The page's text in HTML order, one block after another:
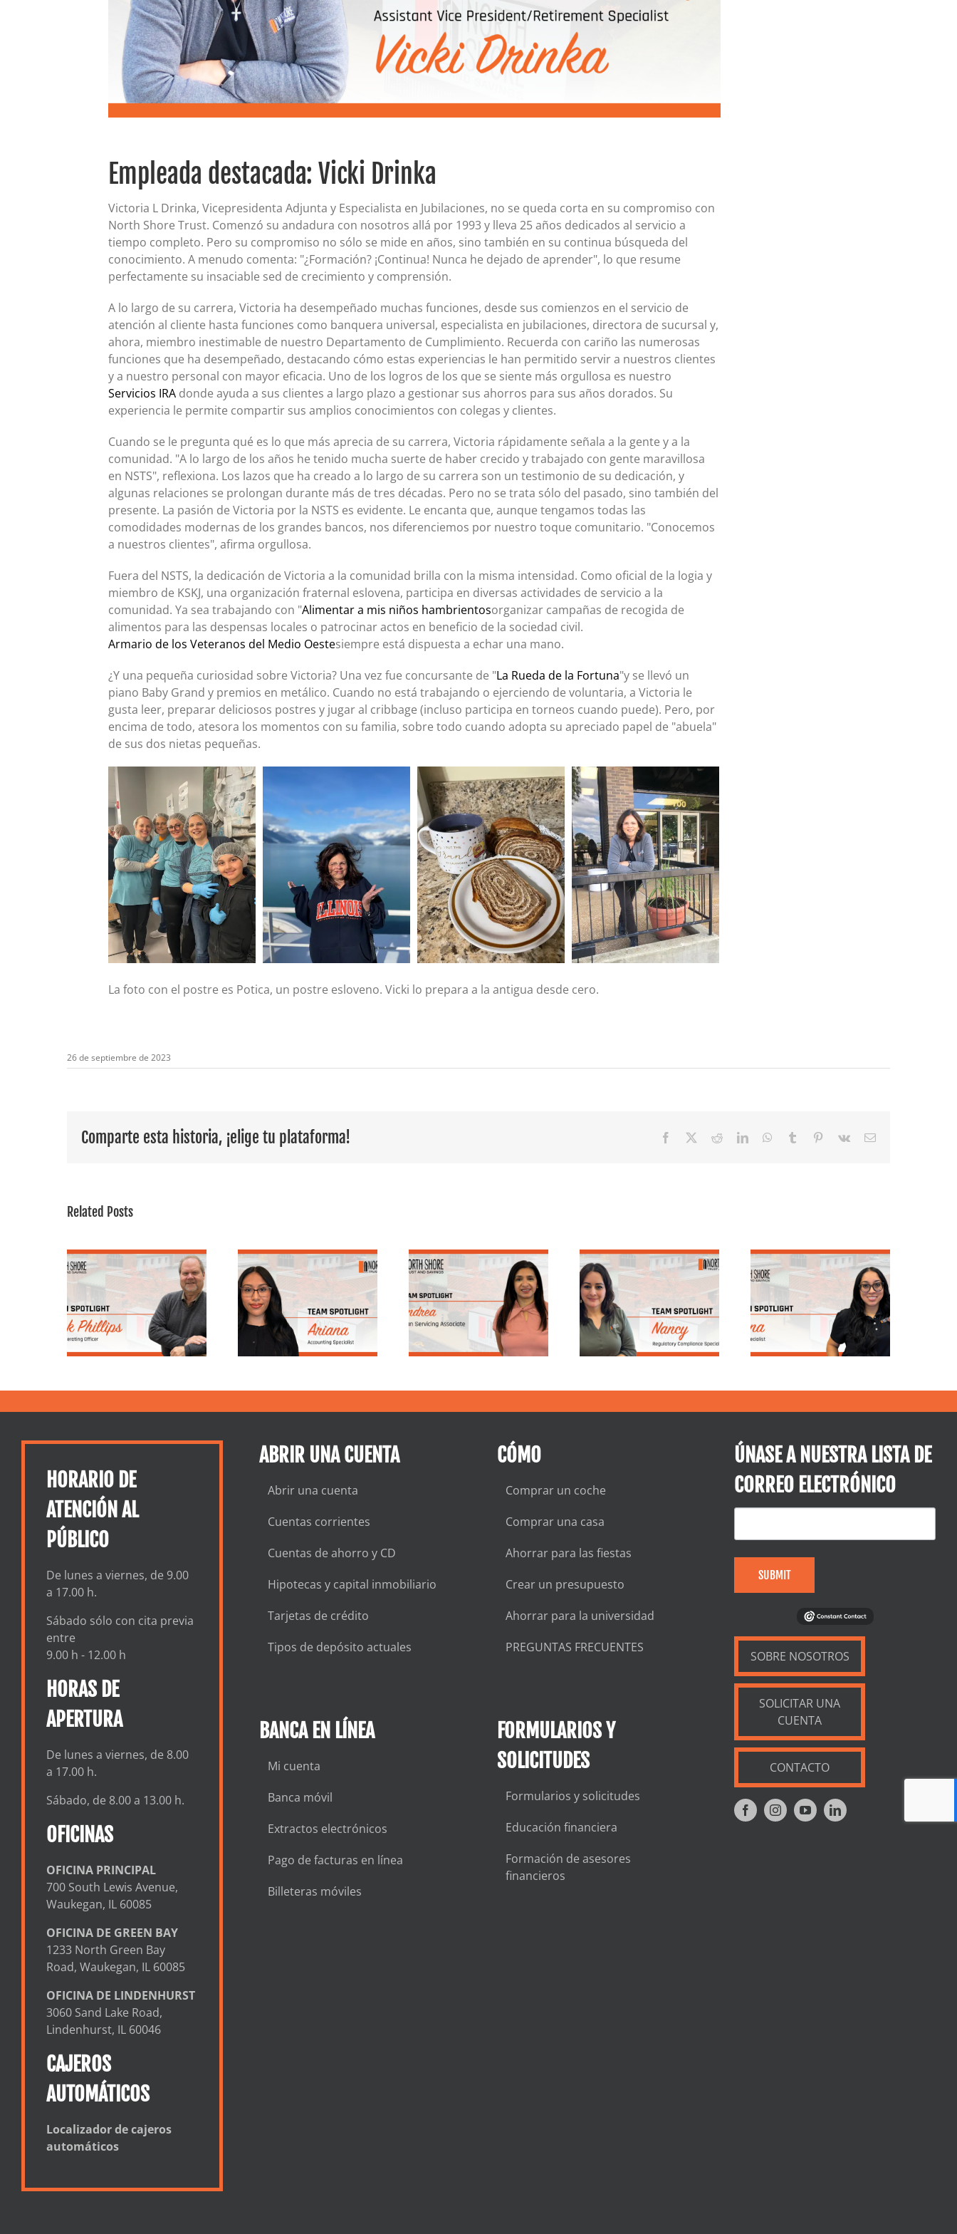
Certificados de depósito (CD)
Cuentas individuales de jubilación (IRA)
Tipos actuales de cuentas IRA y CD
Tarjeta MasterCard y Visa Preferred Points
(Empresas)
Empleada destacada: Vicki Drinka
Victoria L Drinka, Vicepresidenta Adjunta y Especialista en Jubilaciones, no se queda corta en su compromiso con
North Shore Trust. Comenzó su andadura con nosotros allá por 1993 y lleva 25 años dedicados al servicio a
tiempo completo. Pero su compromiso no sólo se mide en años, sino también en su continua búsqueda del
conocimiento. A menudo comenta: "¿Formación? ¡Continua! Nunca he dejado de aprender", lo que resume
perfectamente su insaciable sed de crecimiento y comprensión.
A lo largo de su carrera, Victoria ha desempeñado muchas funciones, desde sus comienzos en el servicio de
atención al cliente hasta funciones como banquera universal, especialista en jubilaciones, directora de sucursal y,
ahora, miembro inestimable de nuestro Departamento de Cumplimiento. Recuerda con cariño las numerosas
funciones que ha desempeñado, destacando cómo estas experiencias le han permitido servir a nuestros clientes
y a nuestro personal con mayor eficacia. Uno de los logros de los que se siente más orgullosa es nuestro
Servicios IRAdonde ayuda a sus clientes a largo plazo a gestionar sus ahorros para sus años dorados. Su
experiencia le permite compartir sus amplios conocimientos con colegas y clientes.
Cuando se le pregunta qué es lo que más aprecia de su carrera, Victoria rápidamente señala a la gente y a la
comunidad. "A lo largo de los años he tenido mucha suerte de haber crecido y trabajado con gente maravillosa
en NSTS", reflexiona. Los lazos que ha creado a lo largo de su carrera son un testimonio de su dedicación, y
algunas relaciones se prolongan durante más de tres décadas. Pero no se trata sólo del pasado, sino también del
presente. La pasión de Victoria por la NSTS es evidente. Le encanta que, aunque tengamos todas las
comodidades modernas de los grandes bancos, nos diferenciemos por nuestro toque comunitario. "Conocemos
a nuestros clientes", afirma orgullosa.
Fuera del NSTS, la dedicación de Victoria a la comunidad brilla con la misma intensidad. Como oficial de la logia y
miembro de KSKJ, una organización fraternal eslovena, participa en diversas actividades de servicio a la
comunidad. Ya sea trabajando con "Alimentar a mis niños hambrientosorganizar campañas de recogida de
alimentos para las despensas locales o patrocinar actos en beneficio de la sociedad civil.
Armario de los Veteranos del Medio Oestesiempre está dispuesta a echar una mano.
¿Y una pequeña curiosidad sobre Victoria? Una vez fue concursante de "La Rueda de la Fortuna"y se llevó un
piano Baby Grand y premios en metálico. Cuando no está trabajando o ejerciendo de voluntaria, a Victoria le
gusta leer, preparar deliciosos postres y jugar al cribbage (incluso participa en torneos cuando puede). Pero, por
encima de todo, atesora los momentos con su familia, sobre todo cuando adopta su apreciado papel de "abuela"
de sus dos nietas pequeñas.
La foto con el postre es Potica, un postre esloveno. Vicki lo prepara a la antigua desde cero.
26 de septiembre de 2023
Comparte esta historia, ¡elige tu plataforma! Facebook RedditLinkedInWhatsApp
Tumblr Pinterest
Vk Email
Related Posts
destacada: Conoce
a Ariana,
especialista en
contabilidad en
North Shore Trust
Foco en el equipo:
Andrea, asociada
de servicios de
préstamos
Destacando 25
años de servicio:
la trayectoria de
Nancy en North
Shore Trust &
Equipo destacado:
Elena,
Departamento de
Gestión de
Préstamos
En primer plano:
Conoce a Nick
Phillips | North
Shore Trust &
Savings
HORARIO DE
ATENCIÓN AL
PÚBLICO
De lunes a viernes, de 9.00
a 17.00 h.
Sábado sólo con cita previa
entre
9.00 h - 12.00 h
HORAS DE
APERTURA
De lunes a viernes, de 8.00
a 17.00 h.
Sábado, de 8.00 a 13.00 h.
OFICINAS
OFICINA PRINCIPAL
700 South Lewis Avenue,
Waukegan, IL 60085
OFICINA DE GREEN BAY
1233 North Green Bay
Road, Waukegan, IL 60085
OFICINA DE LINDENHURST
3060 Sand Lake Road,
Lindenhurst, IL 60046
CAJEROS
AUTOMÁTICOS
Localizador de cajeros
automáticos
ABRIR UNA CUENTA
Abrir una cuenta
Cuentas corrientes
Cuentas de ahorro y CD
Hipotecas y capital inmobiliario
Tarjetas de crédito
Tipos de depósito actuales
BANCA EN LÍNEA
Mi cuenta
Banca móvil
Extractos electrónicos
Pago de facturas en línea
Billeteras móviles
CÓMO
Comprar un coche
Comprar una casa
Ahorrar para las fiestas
Crear un presupuesto
Ahorrar para la universidad
PREGUNTAS FRECUENTES
FORMULARIOS Y
SOLICITUDES
Formularios y solicitudes
Educación financiera
Formación de asesores
financieros
ÚNASE A NUESTRA LISTA DE
CORREO ELECTRÓNICO
SUBMIT
SOBRE NOSOTROS
SOLICITAR UNA
CUENTA
CONTACTO